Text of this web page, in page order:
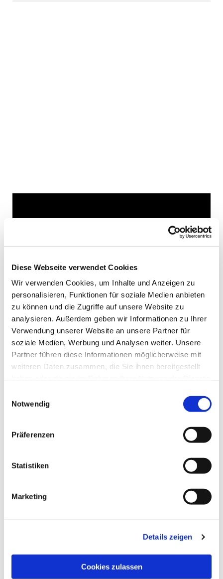
Diese Webseite verwendet Cookies
Wir verwenden Cookies, um Inhalte und Anzeigen zu
personalisieren, Funktionen für soziale Medien anbieten
zu können und die Zugriffe auf unsere Website zu
analysieren. Außerdem geben wir Informationen zu Ihrer
Verwendung unserer Website an unsere Partner für
soziale Medien, Werbung und Analysen weiter. Unsere
Partner führen diese Informationen möglicherweise mit
weiteren Daten zusammen, die Sie ihnen bereitgestellt
Notwendig
Präferenzen
Statistiken
Marketing
Details zeigen
Cookies zulassen
Dies könnte Sie auch